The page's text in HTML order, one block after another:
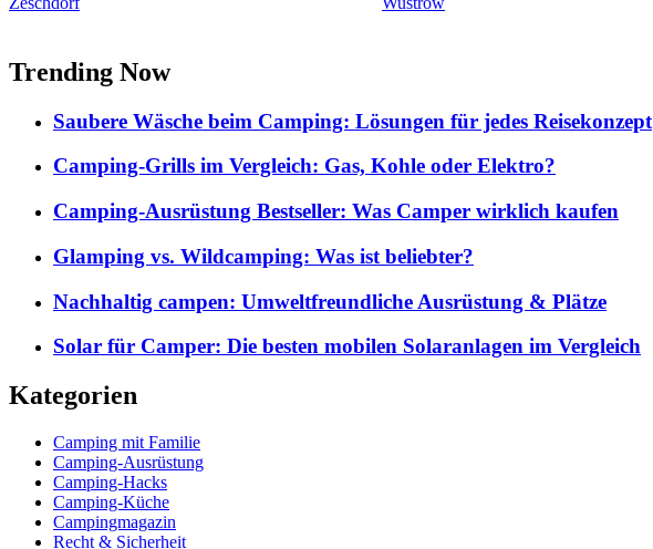
Trending Now
Saubere Wäsche beim Camping: Lösungen für jedes Reisekonzept
Camping-Grills im Vergleich: Gas, Kohle oder Elektro?
Camping-Ausrüstung Bestseller: Was Camper wirklich kaufen
Glamping vs. Wildcamping: Was ist beliebter?
Nachhaltig campen: Umweltfreundliche Ausrüstung & Plätze
Solar für Camper: Die besten mobilen Solaranlagen im Vergleich
Kategorien
Camping mit Familie
Camping-Ausrüstung
Camping-Hacks
Camping-Küche
Campingmagazin
Recht & Sicherheit